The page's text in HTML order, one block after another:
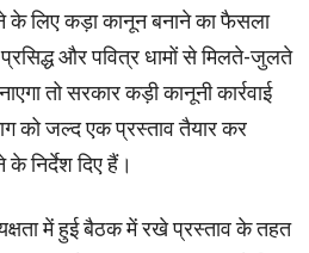
के लिए कड़ा कानून बनाने का फैसला
और पवित्र धामों से मिलते-जुलते
तो सरकार कड़ी कानूनी कार्रवाई
को जल्द एक प्रस्ताव तैयार कर
निर्देश दिए हैं।
में हुई बैठक में रखे प्रस्ताव के तहत